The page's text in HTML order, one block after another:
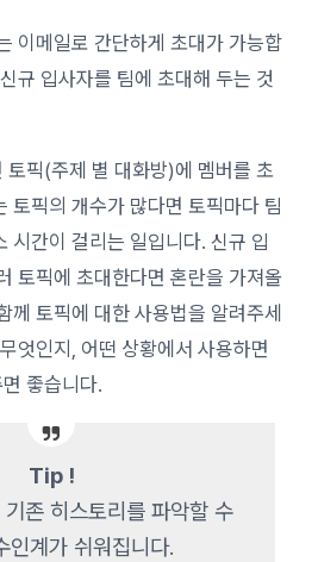
이메일로 간단하게 초대가 가능합
규 입사자를 팀에 초대해 두는 것
토픽(주제 별 대화방)에 멤버를 초
토픽의 개수가 많다면 토픽마다 팀
시간이 걸리는 일입니다. 신규 입
토픽에 초대한다면 혼란을 가져올
께 토픽에 대한 사용법을 알려주세
엇인지, 어떤 상황에서 사용하면
좋습니다.
Tip !
기존 히스토리를 파악할 수
인계가 쉬워집니다.